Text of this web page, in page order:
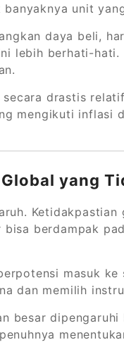
unit
daya beli,
lebih berhati-hati.
drastis
mengikuti inflasi
yang
berdampak
masuk ke
dan memilih
besar